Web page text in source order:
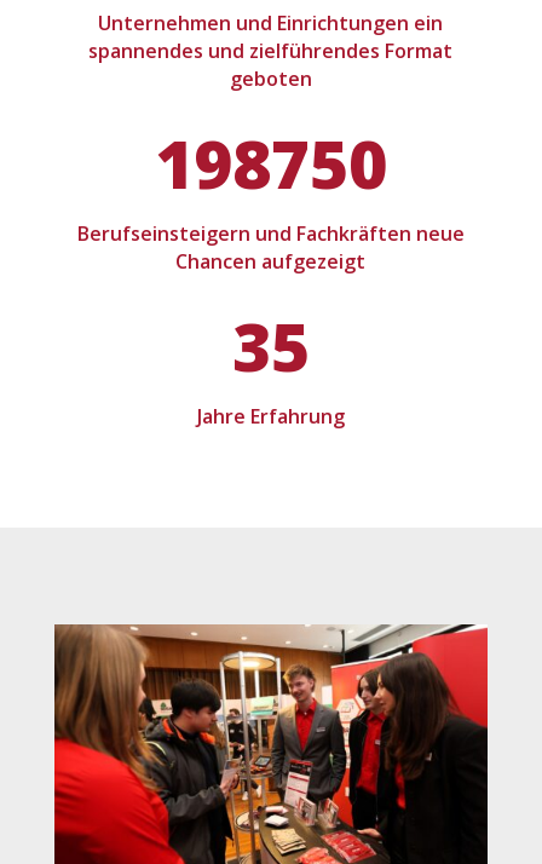
Unternehmen und Einrichtungen ein
spannendes und zielführendes Format
geboten
198750
Berufseinsteigern und Fachkräften neue
Chancen aufgezeigt
35
Jahre Erfahrung